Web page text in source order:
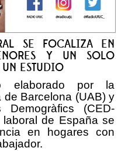
SE FOCALIZA EN
Y UN SOLO
ESTUDIO
elaborado por la
de Barcelona (UAB) y
(CED-
de España se
en hogares con